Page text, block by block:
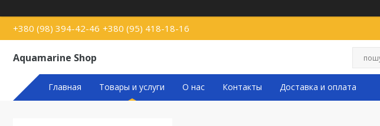
+380 (98) 394-42-46 +380 (95) 418-18-16
Aquamarine Shop
Главная Товары и услуги О нас Контакты Доставка и оплата